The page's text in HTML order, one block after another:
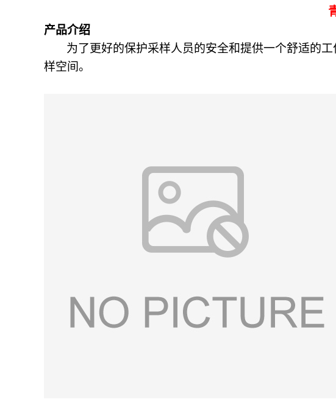
产品介绍
为了更好的保护采样人员的安全和提供一个舒适的工
样空间。